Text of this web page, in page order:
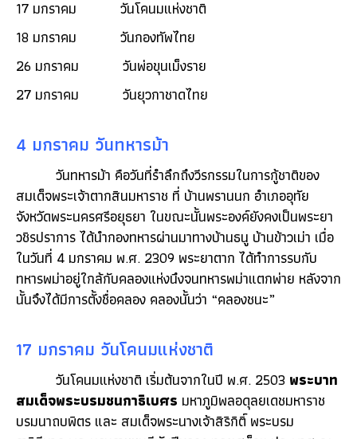
17 มกราคม วันโคนมแห่งชาติ
18 มกราคม วันกองทัพไทย
26 มกราคม วันพ่อขุนเม็งราย
27 มกราคม วันยุวกาชาดไทย
4 มกราคม วันทหารม้า
วันทหารม้า คือวันที่รำลึกถึงวีรกรรมในการกู้ชาติของ
สมเด็จพระเจ้าตากสินมหาราช ที่ บ้านพรานนก อำเภออุทัย
จังหวัดพระนครศรีอยุธยา ในขณะนั้นพระองค์ยังคงเป็นพระยา
วชิรปราการ ได้นำกองทหารผ่านมาทางบ้านธนู บ้านข้าวเม่า เมื่อ
ในวันที่ 4 มกราคม พ.ศ. 2309 พระยาตาก ได้ทำการรบกับ
ทหารพม่าอยู่ใกล้กับคลองแห่งนึงจนทหารพม่าแตกพ่าย หลังจาก
นั้นจึงได้มีการตั้งชื่อคลอง คลองนั้นว่า “คลองชนะ”
17 มกราคม วันโคนมแห่งชาติ
วันโคนมแห่งชาติ เริ่มต้นจากในปี พ.ศ. 2503 พระบาท
สมเด็จพระบรมชนกาธิเบศร มหาภูมิพลอดุลยเดชมหาราช
บรมนาถบพิตร และ สมเด็จพระนางเจ้าสิริกิติ์ พระบรม